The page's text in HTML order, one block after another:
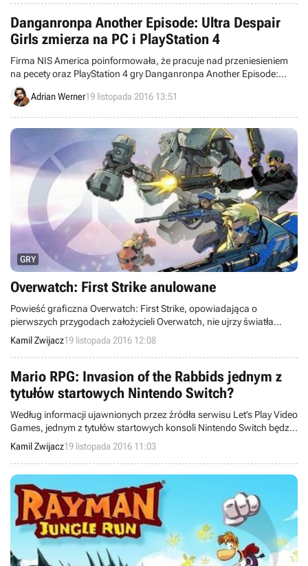
niefortunnym okresie.
Danganronpa Another Episode: Ultra Despair
Girls zmierza na PC i PlayStation 4
Firma NIS America poinformowała, że pracuje nad przeniesieniem
na pecety oraz PlayStation 4 gry Danganronpa Another Episode:
Ultra Despair Girls, czyli strzelankowego spin-offa popularnej
przygodówkowej serii, który zadebiutował dwa lata temu na
Adrian Werner19 listopada 2016 13:51
GRY
Overwatch: First Strike anulowane
Powieść graficzna Overwatch: First Strike, opowiadająca o
pierwszych przygodach założycieli Overwatch, nie ujrzy światła
dziennego, gdyż firma Blizzard Entertainment zdecydowała się
poprowadzić fabułę w innym kierunku.
Kamil Zwijacz19 listopada 2016 12:08
Mario RPG: Invasion of the Rabbids jednym z
tytułów startowych Nintendo Switch?
Według informacji ujawnionych przez źródła serwisu Let’s Play Video
Games, jednym z tytułów startowych konsoli Nintendo Switch będzie
turowe RPG Mario RPG: Invasion of the Rabbids, w którym szalone
kórliki nawiedzą świat Mario.
Kamil Zwijacz19 listopada 2016 11:03